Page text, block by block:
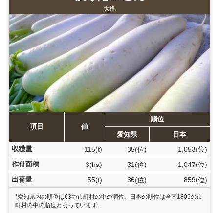
大根
項目 値
順位
愛知県
日本
収穫量
115(t) 35(位)
1,053(位)
作付面積
3(ha) 31(位)
1,047(位)
出荷量
55(t) 36(位) 859(位)
*愛知県内の順位は63の市町村の中の順位、日本の順位は全国1805の市
町村の中の順位となっています。